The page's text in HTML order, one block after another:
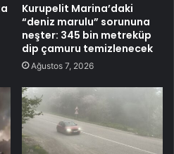
Kurupelit Marina’daki
“deniz marulu” sorununa
neşter: 345 bin metreküp
dip çamuru temizlenecek
Ağustos 7, 2026